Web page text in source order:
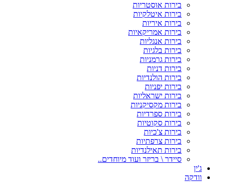
בירות אוסטריות
בירות איטלקיות
בירות איריות
בירות אמריקאיות
בירות אנגליות
בירות בלגיות
בירות גרמניות
בירות דניות
בירות הולנדיות
בירות יפניות
בירות ישראליות
בירות מקסיקניות
בירות ספרדיות
בירות סקוטיות
בירות צ'כיות
בירות צרפתיות
בירות תאילנדיות
סיידר \ בריזר ועוד מיוחדים..
ג'ין
וודקה